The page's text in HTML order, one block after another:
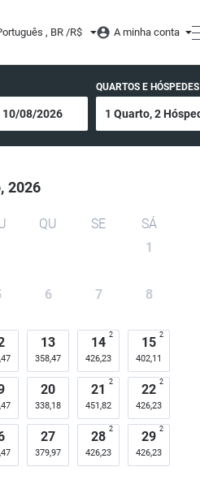
, BR /R$ A minha conta
QUARTOS E HÓSPEDES
2026
QU SE
SÁ
1
6 7 8
13
358,47
14
426,23
2 15
402,11
2
20
338,18
21
451,82
2 22
426,23
2
27
379,97
28
426,23
2 29
426,23
2